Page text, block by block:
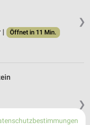
❯
|
Öffnet in 11 Min.
❯